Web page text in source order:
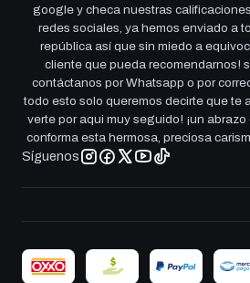
google y checa nuestras
redes sociales, ya hemos enviado a
república así que sin miedo a
cliente que pueda recomendarnos!
contáctanos por Whatsapp o por
todo esto solo queremos decirte que te
verte por aqui muy seguido! ¡un
conforma esta hermosa, preciosa
Síguenos